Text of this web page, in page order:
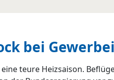
bei
teure Heizsaison.